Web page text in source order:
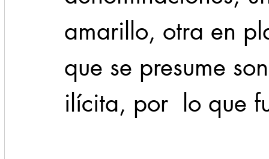
amarillo, otra en
que se presume
ilícita, por  lo que